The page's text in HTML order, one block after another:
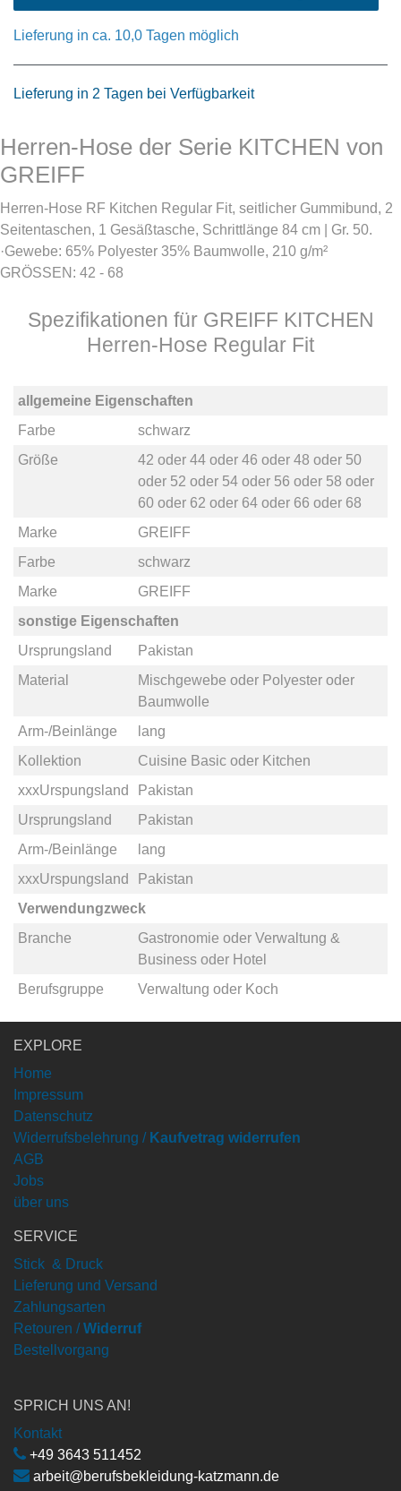
Lieferung in ca. 10,0 Tagen möglich
Lieferung in 2 Tagen bei Verfügbarkeit
Herren-Hose der Serie KITCHEN von
GREIFF
Herren-Hose RF Kitchen Regular Fit, seitlicher Gummibund, 2
Seitentaschen, 1 Gesäßtasche, Schrittlänge 84 cm | Gr. 50.
·Gewebe: 65% Polyester 35% Baumwolle, 210 g/m²
GRÖSSEN: 42 - 68
Spezifikationen für GREIFF KITCHEN
Herren-Hose Regular Fit
allgemeine Eigenschaften
Farbe
schwarz
Größe
42 oder 44oder 46 oder 48 oder 50
oder 52 oder 54oder 56 oder 58 oder
60oder 62 oder 64oder 66 oder 68
Marke
GREIFF
Farbe
schwarz
Marke
GREIFF
sonstige Eigenschaften
Ursprungsland
Pakistan
Material
Mischgewebe oder Polyesteroder
Baumwolle
Arm-/Beinlänge
lang
Kollektion
Cuisine Basicoder Kitchen
xxxUrspungsland
Pakistan
Ursprungsland
Pakistan
Arm-/Beinlänge
lang
xxxUrspungsland
Pakistan
Verwendungzweck
Branche
Gastronomie oder Verwaltung &
Businessoder Hotel
Berufsgruppe
Verwaltung oder Koch
EXPLORE
Home
Impressum
Datenschutz
Widerrufsbelehrung / Kaufvetrag widerrufen
AGB
Jobs
über uns
SERVICE
Stick & Druck
Lieferung und Versand
Zahlungsarten
Retouren / Widerruf
Bestellvorgang
SPRICH UNS AN!
Kontakt
+49 3643 511452
arbeit@berufsbekleidung-katzmann.de